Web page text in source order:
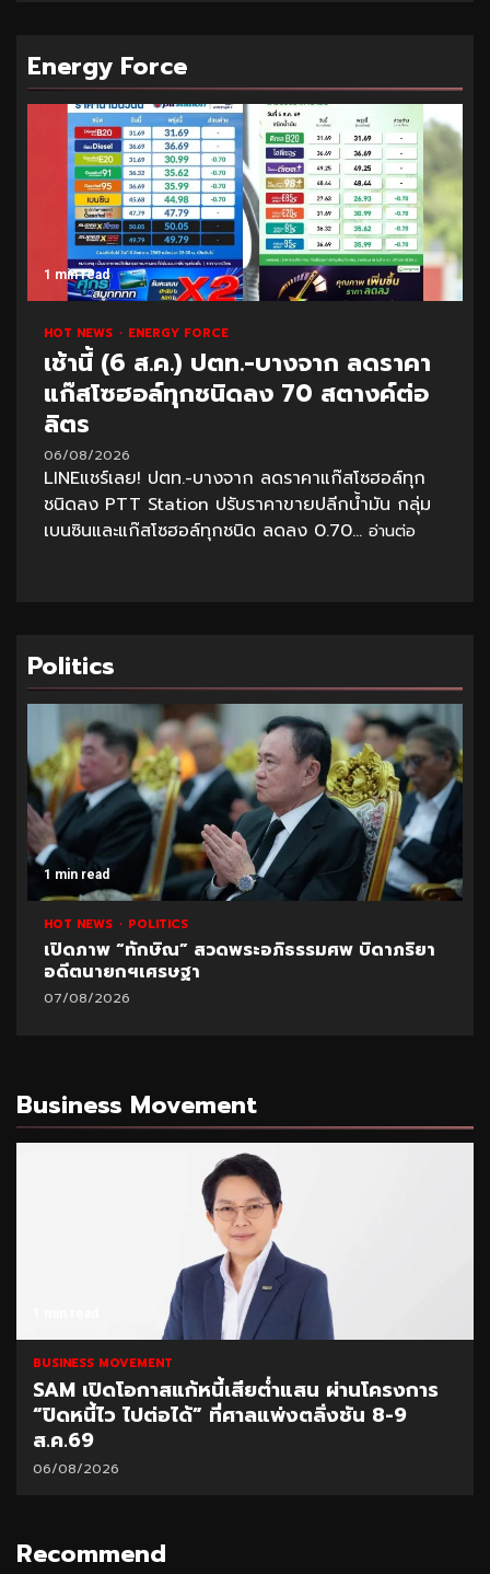
Energy Force
1 min read
HOT NEWS ENERGY FORCE
เช้านี้ (6 ส.ค.) ปตท.-บางจาก ลดราคา
แก๊สโซฮอล์ทุกชนิดลง 70 สตางค์ต่อ
ลิตร
06/08/2026
LINEแชร์เลย! ปตท.-บางจาก ลดราคาแก๊สโซฮอล์ทุก
ชนิดลง PTT Station ปรับราคาขายปลีกน้ำมัน กลุ่ม
เบนซินและแก๊สโซฮอล์ทุกชนิด ลดลง 0.70... อ่านต่อ
Politics
1 min read
HOT NEWS POLITICS
เปิดภาพ “ทักษิณ” สวดพระอภิธรรมศพ บิดาภริยา
อดีตนายกฯเศรษฐา
07/08/2026
Business Movement
BUSINESS MOVEMENT
SAM เปิดโอกาสแก้หนี้เสียต่ำแสน ผ่านโครงการ
“ปิดหนี้ไว ไปต่อได้” ที่ศาลแพ่งตลิ่งชัน 8-9
ส.ค.69
06/08/2026
Recommend